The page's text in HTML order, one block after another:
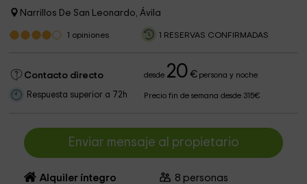
Narrillos De San Leonardo, Ávila
1 opiniones 1 RESERVAS CONFIRMADAS
Contacto directo desde 20 €persona y noche
Respuesta superior a 72h Precio fin de semana desde 315€
Enviar mensaje al propietario
Alquiler íntegro 8 personas